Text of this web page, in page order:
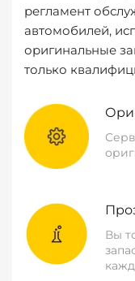
регламент
автомобилей,
оригинальные
только
Вы